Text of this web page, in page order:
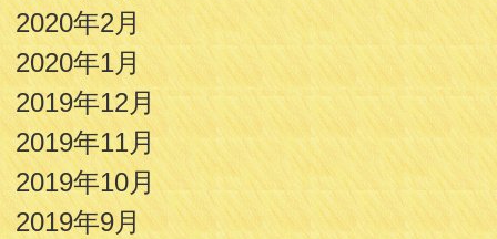
2020年2月
2020年1月
2019年12月
2019年11月
2019年10月
2019年9月